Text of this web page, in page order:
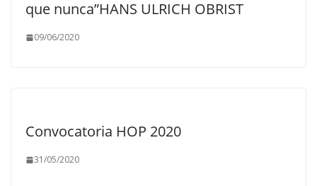
que nunca”HANS ULRICH OBRIST
09/06/2020
Convocatoria HOP 2020
31/05/2020